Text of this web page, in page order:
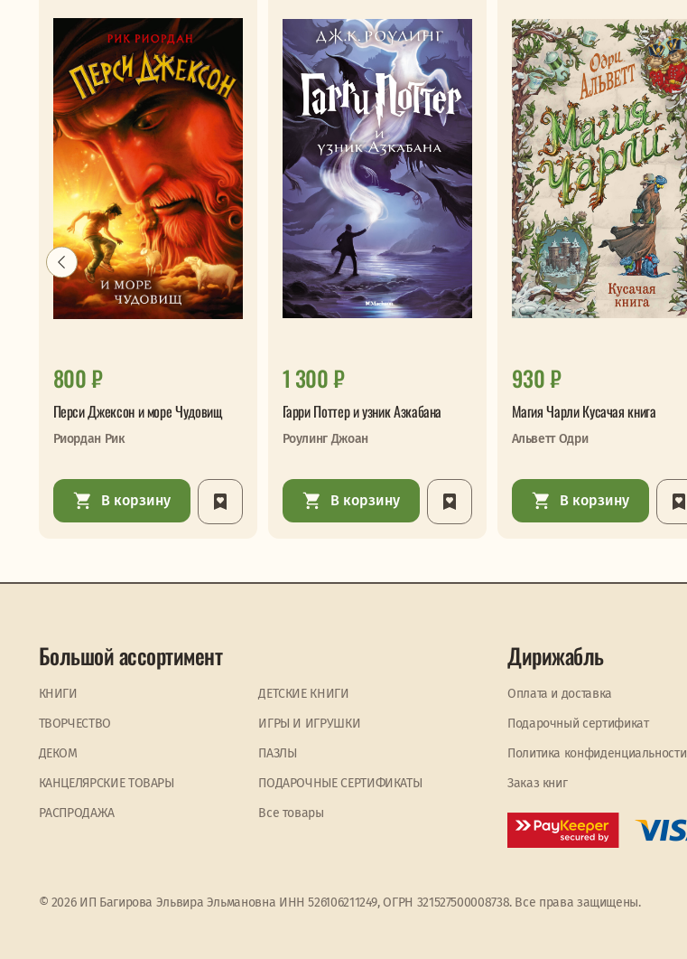
800 ₽
Перси Джексон и море Чудовищ
Риордан Рик
В корзину
1 300 ₽
Гарри Поттер и узник Азкабана
Роулинг Джоан
В корзину
930 ₽
Магия Чарли Кусачая книга
Альветт Одри
В корзину
Большой ассортимент
КНИГИ
ДЕТСКИЕ КНИГИ
ТВОРЧЕСТВО
ИГРЫ И ИГРУШКИ
ДЕКОМ
ПАЗЛЫ
КАНЦЕЛЯРСКИЕ ТОВАРЫ
ПОДАРОЧНЫЕ СЕРТИФИКАТЫ
PАСПРОДАЖА
Все товары
Дирижабль
Оплата и доставка
Подарочный сертификат
Политика конфиденциальности
Заказ книг
© 2026 ИП Багирова Эльвира Эльмановна ИНН 526106211249, ОГРН 321527500008738. Все права защищены.